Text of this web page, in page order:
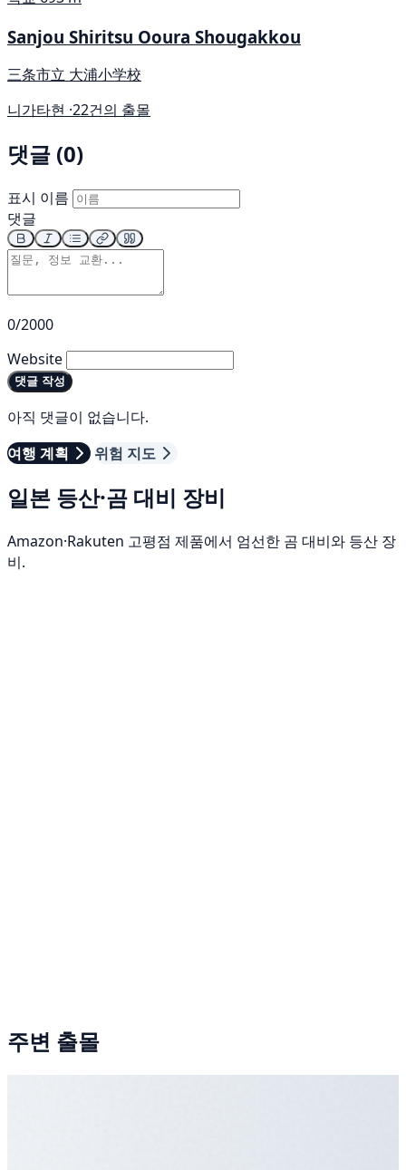
Sanjou Shiritsu Ooura Shougakkou
三条市立 大浦小学校
니가타현 ·22건의 출몰
댓글 (0)
표시 이름
댓글
0/2000
Website
댓글 작성
아직 댓글이 없습니다.
여행 계획
위험 지도
일본 등산·곰 대비 장비
Amazon·Rakuten 고평점 제품에서 엄선한 곰 대비와 등산 장
비.
주변 출몰